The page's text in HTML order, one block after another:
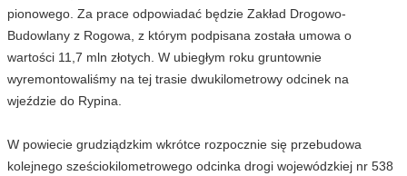
pionowego. Za prace odpowiadać będzie Zakład Drogowo-
Budowlany z Rogowa, z którym podpisana została umowa o
wartości 11,7 mln złotych. W ubiegłym roku gruntownie
wyremontowaliśmy na tej trasie dwukilometrowy odcinek na
wjeździe do Rypina.
W powiecie grudziądzkim wkrótce rozpocznie się przebudowa
kolejnego sześciokilometrowego odcinka drogi wojewódzkiej nr 538